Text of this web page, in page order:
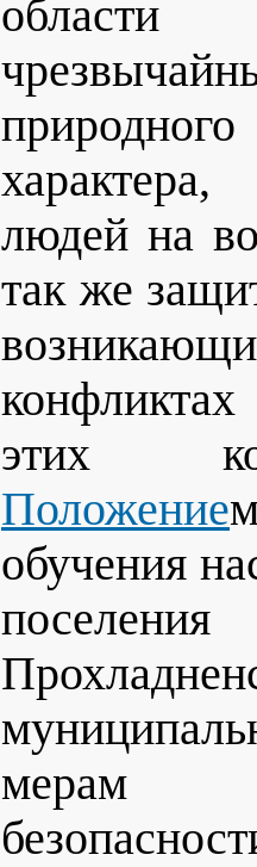
людей на
так же
этих
Положение
обучения
мерам